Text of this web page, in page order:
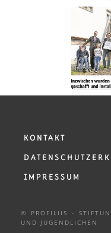
KONTAKT
IMPRESSUM
© PROFILIIS -
UND JUGENDLICHEN